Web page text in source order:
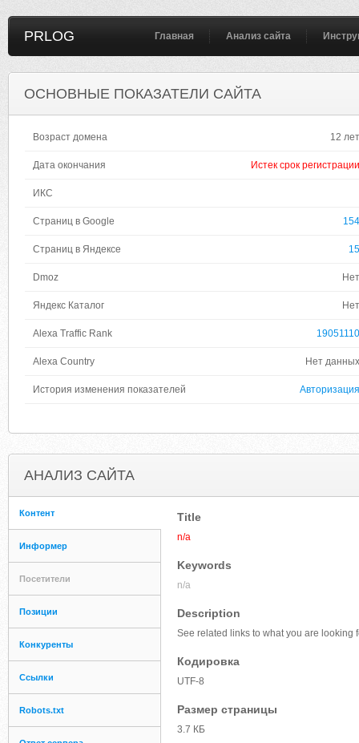
PRLOG Главная Анализ сайта
ОСНОВНЫЕ ПОКАЗАТЕЛИ САЙТА
Возраст домена 12 лет
Дата окончания Истек срок регистрации
ИКС
Страниц в Google 154
Страниц в Яндексе 15
Dmoz Нет
Яндекс Каталог Нет
Alexa Traffic Rank 19051110
Alexa Country Нет данных
История изменения показателей Авторизация
АНАЛИЗ САЙТА
Контент
Информер
Посетители
Позиции
Конкуренты
Ссылки
Robots.txt
Title
n/a
Keywords
n/a
Description
See related links to what you are looking
Кодировка
UTF-8
Размер страницы
3.7 КБ